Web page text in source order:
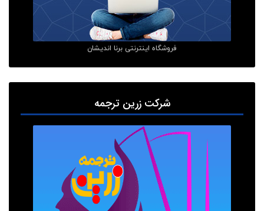
فروشگاه اینترنتی برنا اندیشان
شرکت زرین ترجمه